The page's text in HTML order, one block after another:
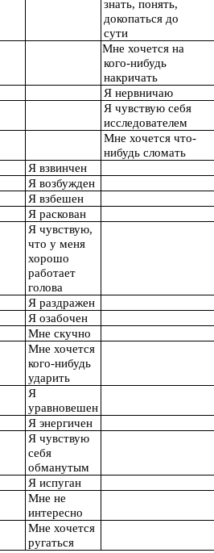
знать, понять,
докопаться до
сути
Мне хочется на
кого-нибудь
накричать
Я нервничаю
Я чувствую себя
исследователем
Мне хочется что-
нибудь сломать
Я взвинчен
Я возбужден
Я взбешен
Я раскован
Я чувствую,
что у меня
хорошо
работает
голова
Я раздражен
Я озабочен
Мне скучно
Мне хочется
кого-нибудь
ударить
Я
уравновешен
Я энергичен
Я чувствую
себя
обманутым
Я испуган
Мне не
интересно
Мне хочется
ругаться